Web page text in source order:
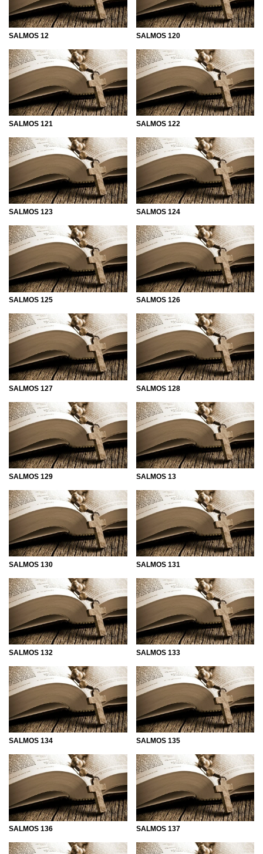
SALMOS 12 SALMOS 120
SALMOS 121 SALMOS 122
SALMOS 123 SALMOS 124
SALMOS 125 SALMOS 126
SALMOS 127 SALMOS 128
SALMOS 129 SALMOS 13
SALMOS 130 SALMOS 131
SALMOS 132 SALMOS 133
SALMOS 134 SALMOS 135
SALMOS 136 SALMOS 137